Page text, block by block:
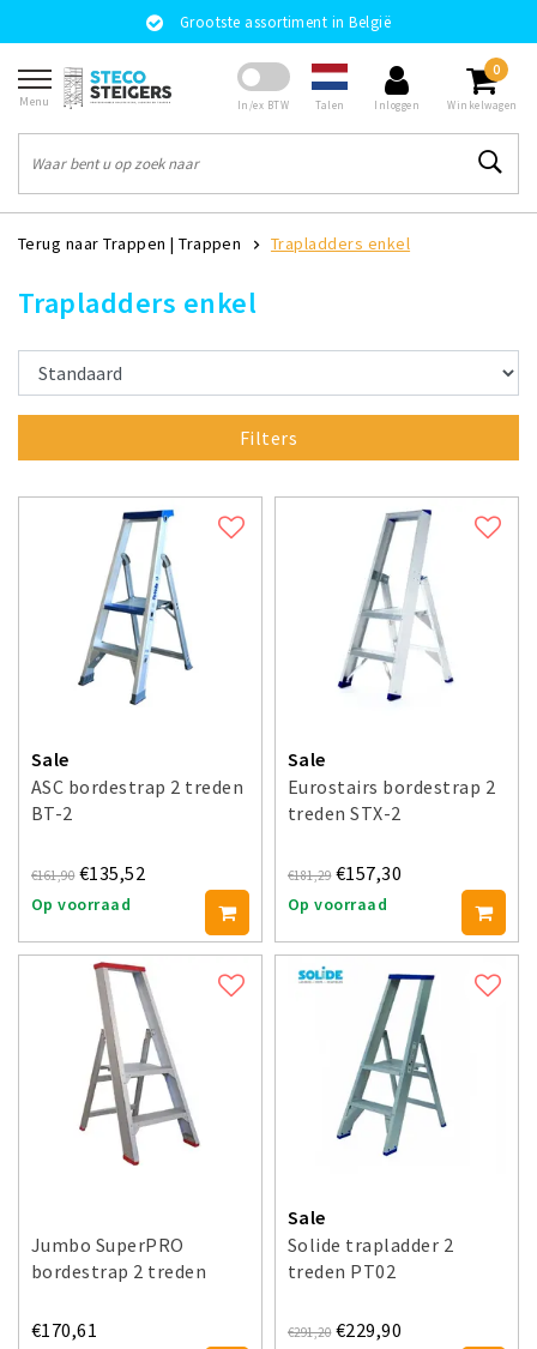
Grootste assortiment in België
Menu In/ex BTW Talen Inloggen
0
Winkelwagen
Terug naar Trappen |Trappen Trapladders enkel
Trapladders enkel
Filters
Sale
ASC bordestrap 2 treden
BT-2
€161,90 €135,52
Op voorraad
Sale
Eurostairs bordestrap 2
treden STX-2
€181,29 €157,30
Op voorraad
Jumbo SuperPRO
bordestrap 2 treden
€170,61
Sale
Solide trapladder 2
treden PT02
€291,20 €229,90